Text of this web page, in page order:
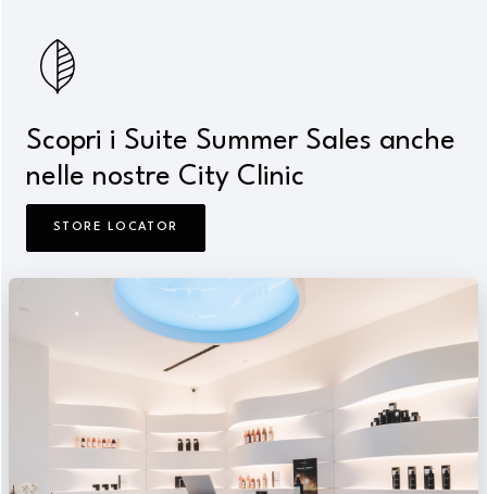
Scopri i Suite Summer Sales anche
nelle nostre City Clinic
STORE LOCATOR